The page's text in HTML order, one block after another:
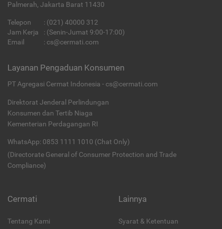
Palmerah, Jakarta Barat 11430
Telepon : (021) 40000 312
Jam Kerja
: (Senin-Jumat 9:00-17:00)
Email
: cs@cermati.com
Layanan Pengaduan Konsumen
PT Agregasi Cermat Indonesia - cs@cermati.com
Direktorat Jenderal Perlindungan
Konsumen dan Tertib Niaga
Kementerian Perdagangan RI
WhatsApp: 0853 1111 1010 (Chat Only)
(Directorate General of Consumer Protection and Trade
Compliance)
Cermati
Tentang Kami
Lainnya
Syarat & Ketentuan